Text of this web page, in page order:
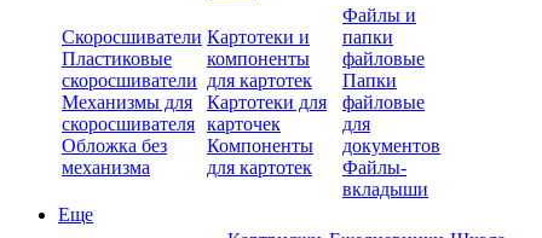
Скоросшиватели
Пластиковые
скоросшиватели
Механизмы для
скоросшивателя
Обложка без
механизма
Картотеки и
компоненты
для картотек
Картотеки для
карточек
Компоненты
для картотек
Файлы и
папки
файловые
Папки
файловые
для
документов
Файлы-
вкладыши
Еще